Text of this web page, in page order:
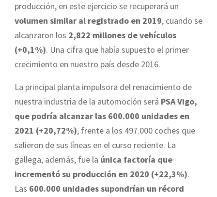
producción, en este ejercicio se recuperará un
volumen similar al registrado en 2019, cuando se
alcanzaron los 2,822 millones de vehículos
(+0,1%). Una cifra que había supuesto el primer
crecimiento en nuestro país desde 2016.
La principal planta impulsora del renacimiento de
nuestra industria de la automoción será PSA Vigo,
que podría alcanzar las 600.000 unidades en
2021 (+20,72%), frente a los 497.000 coches que
salieron de sus líneas en el curso reciente. La
gallega, además, fue la única factoría que
incrementó su producción en 2020 (+22,3%).
Las 600.000 unidades supondrían un récord